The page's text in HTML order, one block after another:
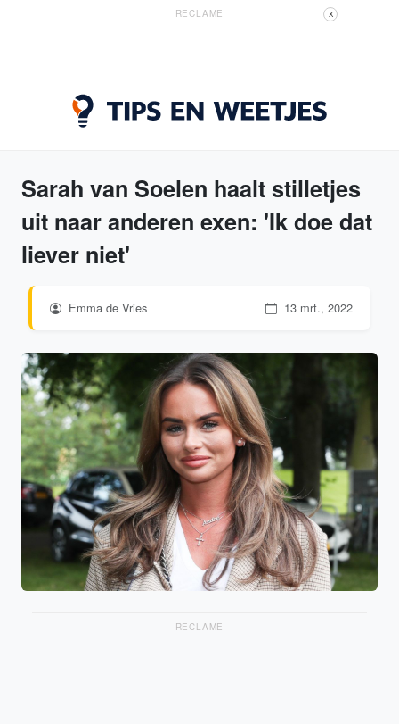
RECLAME X
Sarah van Soelen haalt stilletjes
uit naar anderen exen: 'Ik doe dat
liever niet'
Emma de Vries 13 mrt., 2022
RECLAME